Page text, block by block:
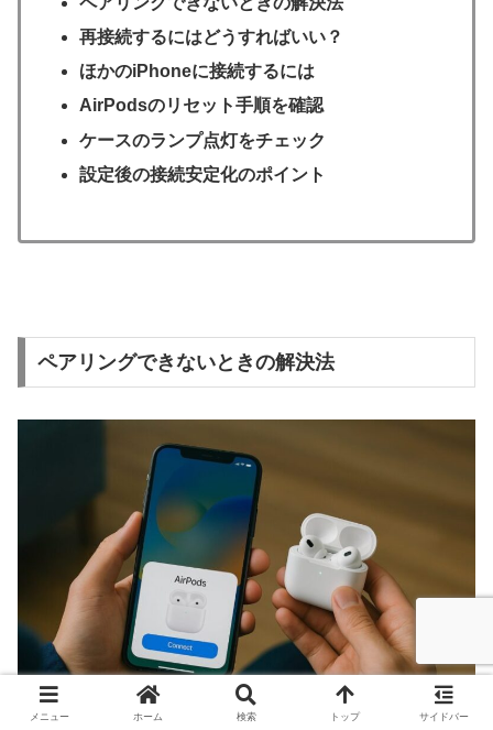
再接続するにはどうすればいい？
ほかのiPhoneに接続するには
AirPodsのリセット手順を確認
ケースのランプ点灯をチェック
設定後の接続安定化のポイント
ペアリングできないときの解決法
メニュー ホーム 検索 トップ サイドバー